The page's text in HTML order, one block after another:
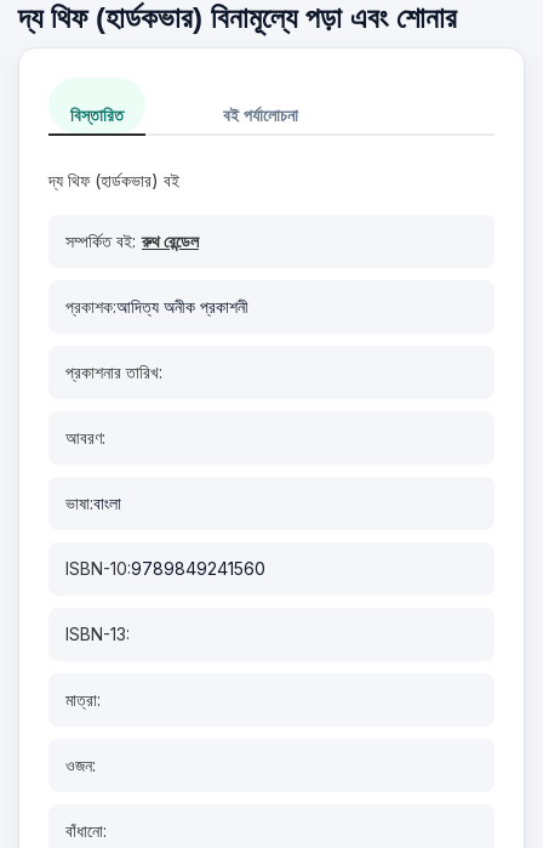
দ্য থিফ (হার্ডকভার) বিনামূল্যে পড়া এবং শোনার
বিস্তারিত বই পর্যালোচনা
দ্য থিফ (হার্ডকভার) বই
সম্পর্কিত বই: রুথ রেন্ডেল
প্রকাশক:আদিত্য অনীক প্রকাশনী
প্রকাশনার তারিখ:
আবরণ:
ভাষা:বাংলা
ISBN-10:9789849241560
ISBN-13:
মাত্রা:
ওজন:
বাঁধানো: